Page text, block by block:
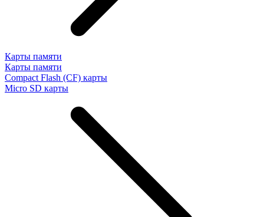
Карты памяти
Карты памяти
Compact Flash (CF) карты
Micro SD карты